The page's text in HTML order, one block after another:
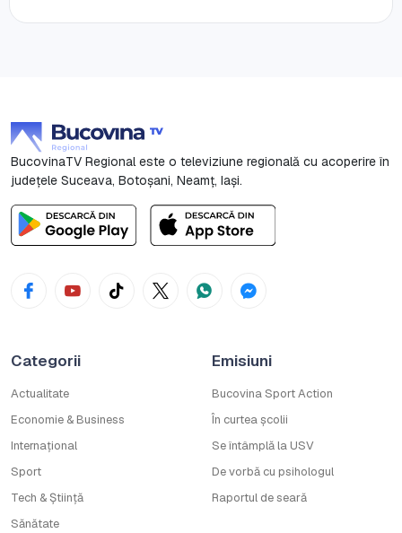
BucovinaTV Regional este o televiziune regională cu acoperire în
județele Suceava, Botoşani, Neamț, Iași.
Categorii
Actualitate
Economie & Business
Internațional
Sport
Tech & Știință
Sănătate
Emisiuni
Bucovina Sport Action
În curtea școlii
Se întâmplă la USV
De vorbă cu psihologul
Raportul de seară